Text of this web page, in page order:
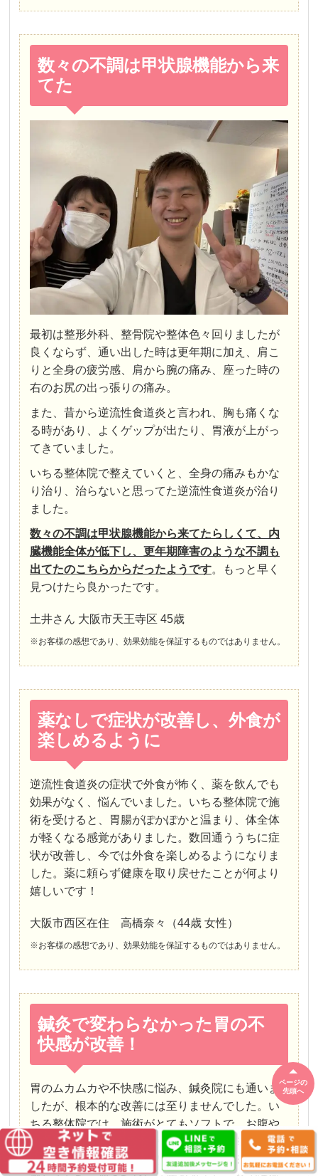
数々の不調は甲状腺機能から来
てた
最初は整形外科、整骨院や整体色々回りましたが
良くならず、通い出した時は更年期に加え、肩こ
りと全身の疲労感、肩から腕の痛み、座った時の
右のお尻の出っ張りの痛み。
また、昔から逆流性食道炎と言われ、胸も痛くな
る時があり、よくゲップが出たり、胃液が上がっ
てきていました。
いちる整体院で整えていくと、全身の痛みもかな
り治り、治らないと思ってた逆流性食道炎が治り
ました。
数々の不調は甲状腺機能から来てたらしくて、内
臓機能全体が低下し、更年期障害のような不調も
出てたのこちらからだったようです。
もっと早く
見つけたら良かったです。
土井さん 大阪市天王寺区 45歳
※お客様の感想であり、効果効能を保証するものではありません。
薬なしで症状が改善し、外食が
楽しめるように
逆流性食道炎の症状で外食が怖く、薬を飲んでも
効果がなく、悩んでいました。いちる整体院で施
術を受けると、胃腸がぽかぽかと温まり、体全体
が軽くなる感覚がありました。数回通ううちに症
状が改善し、今では外食を楽しめるようになりま
した。薬に頼らず健康を取り戻せたことが何より
嬉しいです！
大阪市西区在住 高橋奈々（44歳 女性）
※お客様の感想であり、効果効能を保証するものではありません。
鍼灸で変わらなかった胃の不
快感が改善！
胃のムカムカや不快感に悩み、鍼灸院にも通いま
したが、根本的な改善には至りませんでした。い
ちる整体院では、施術がとてもソフトで、お腹や
頭を軽く触れるだけ。それでも初回から胃が楽に
なる感覚があり、体全体がリラックスするのを実
ページの
先頭へ